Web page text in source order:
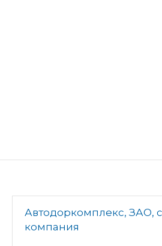
Автодоркомплекс, ЗАО,
компания